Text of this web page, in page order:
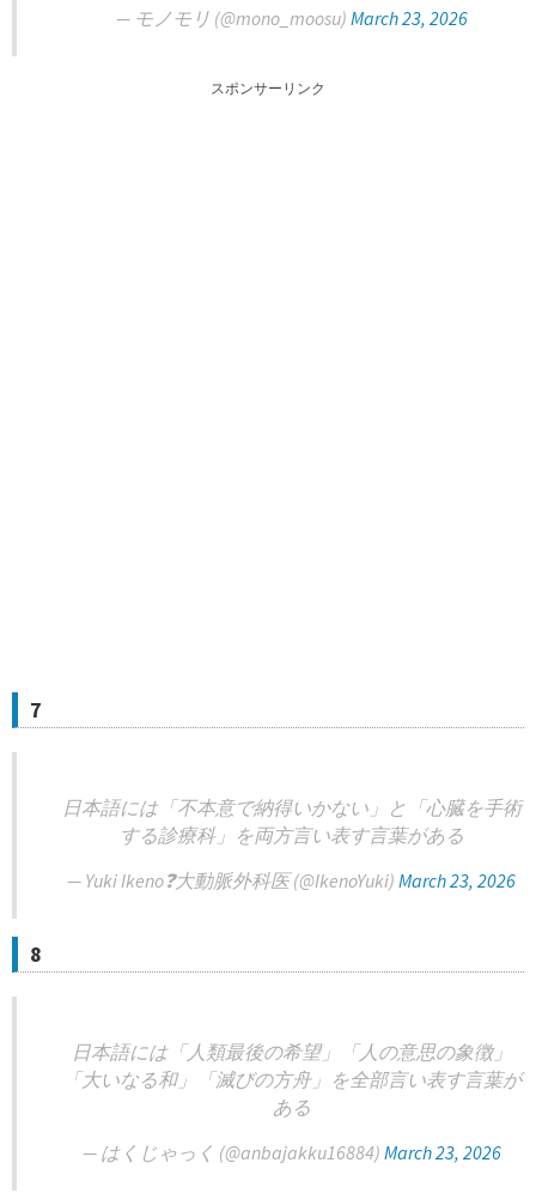
— モノモリ (@mono_moosu) March 23, 2026
スポンサーリンク
7
日本語には「不本意で納得いかない」と「心臓を手術
する診療科」を両方言い表す言葉がある
— Yuki Ikeno❓大動脈外科医 (@IkenoYuki) March 23, 2026
8
日本語には「人類最後の希望」「人の意思の象徴」
「大いなる和」「滅びの方舟」を全部言い表す言葉が
ある
— はくじゃっく (@anbajakku16884) March 23, 2026